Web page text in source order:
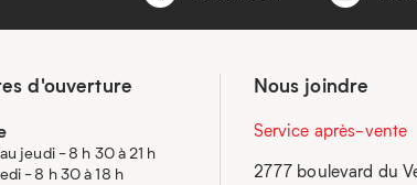
d'ouverture
jeudi - 8 h 30 à 21 h
- 8 h 30 à 18 h
Nous joindre
Service après-vente
2777 boulevard du